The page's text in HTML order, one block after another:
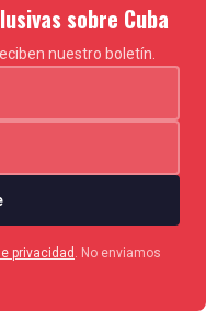
sobre Cuba
nuestro boletín.
privacidad
. No enviamos